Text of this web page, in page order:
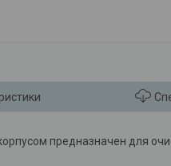
предназначен для